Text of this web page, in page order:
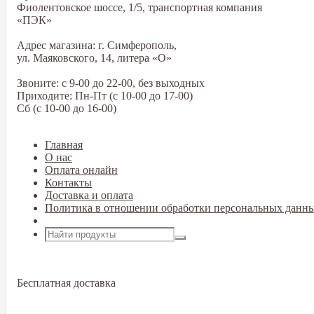
Фиолентовское шоссе, 1/5, транспортная компания
«ПЭК»
Адрес магазина: г. Симферополь,
ул. Маяковского, 14, литера «О»
Звоните: с 9-00 до 22-00, без выходных
Приходите: Пн-Пт (с 10-00 до 17-00)
Сб (с 10-00 до 16-00)
Главная
О нас
Оплата онлайн
Контакты
Доставка и оплата
Политика в отношении обработки персональных
Бесплатная доставка